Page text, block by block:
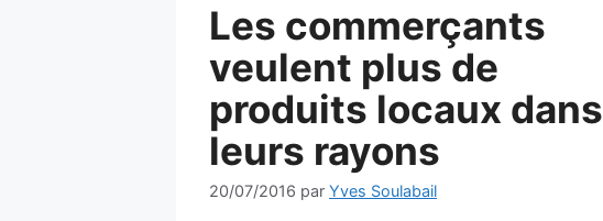
Les commerçants
veulent plus de
produits locaux dans
leurs rayons
20/07/2016 par Yves Soulabail